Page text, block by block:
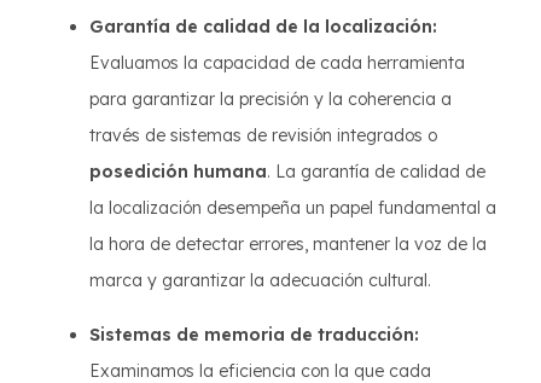
Garantía de calidad de la localización:
Evaluamos la capacidad de cada herramienta
para garantizar la precisión y la coherencia a
través de sistemas de revisión integrados o
posedición humana. La garantía de calidad de
la localización desempeña un papel fundamental a
la hora de detectar errores, mantener la voz de la
marca y garantizar la adecuación cultural.
Sistemas de memoria de traducción:
Examinamos la eficiencia con la que cada